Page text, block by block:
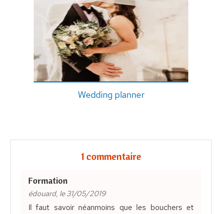
Wedding planner
1 commentaire
Formation
édouard, le 31/05/2019
Il faut savoir néanmoins que les bouchers et